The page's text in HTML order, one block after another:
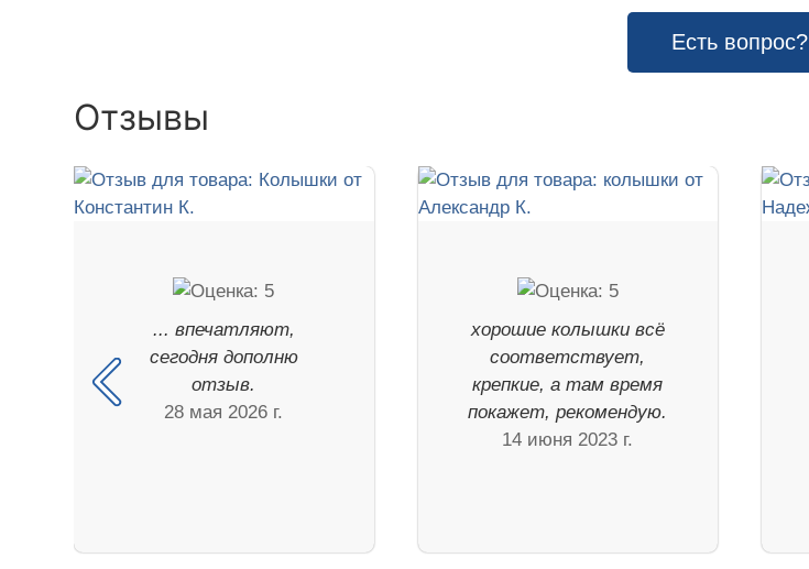
Есть вопрос?
Отзывы
... впечатляют,
сегодня дополню
отзыв.
28 мая 2026 г.
хорошие колышки всё
соответствует,
крепкие, а там время
покажет, рекомендую.
14 июня 2023 г.